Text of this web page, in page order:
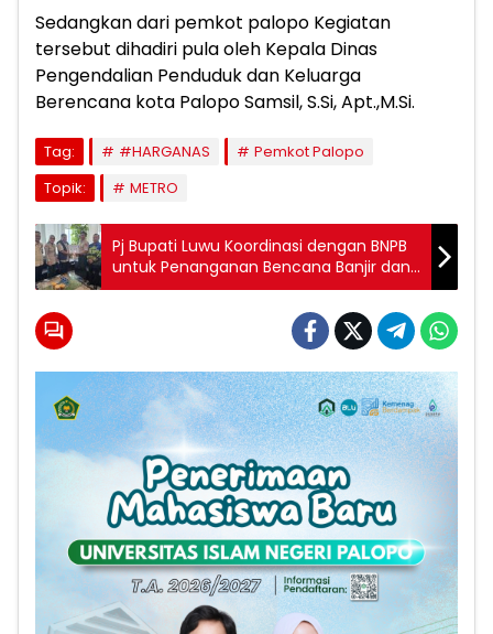
Sedangkan dari pemkot palopo Kegiatan
tersebut dihadiri pula oleh Kepala Dinas
Pengendalian Penduduk dan Keluarga
Berencana kota Palopo Samsil, S.Si, Apt.,M.Si.
Tag: #HARGANAS
Pemkot Palopo
Topik:
METRO
Pj Bupati Luwu Koordinasi dengan BNPB
untuk Penanganan Bencana Banjir dan
Longsor